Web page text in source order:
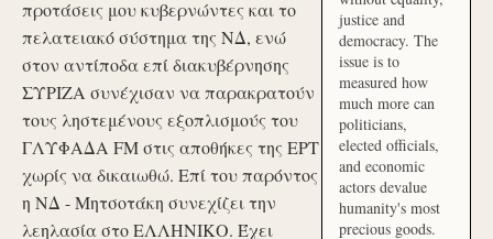
προτάσεις μου κυβερνώντες και το
πελατειακό σύστημα της ΝΔ, ενώ
στον αντίποδα επί διακυβέρνησης
ΣΥΡΙΖΑ συνέχισαν να παρακρατούν
τους ληστεμένους εξοπλισμούς του
ΓΛΥΦΑΔΑ FM στις αποθήκες της ΕΡΤ
χωρίς να δικαιωθώ. Επί του παρόντος
η ΝΔ - Μητσοτάκη συνεχίζει την
λεηλασία στο ΕΛΛΗΝΙΚΟ. Έχει
justice and
democracy. The
issue is to
measured how
much more can
politicians,
elected officials,
and economic
actors devalue
humanity's most
precious goods.